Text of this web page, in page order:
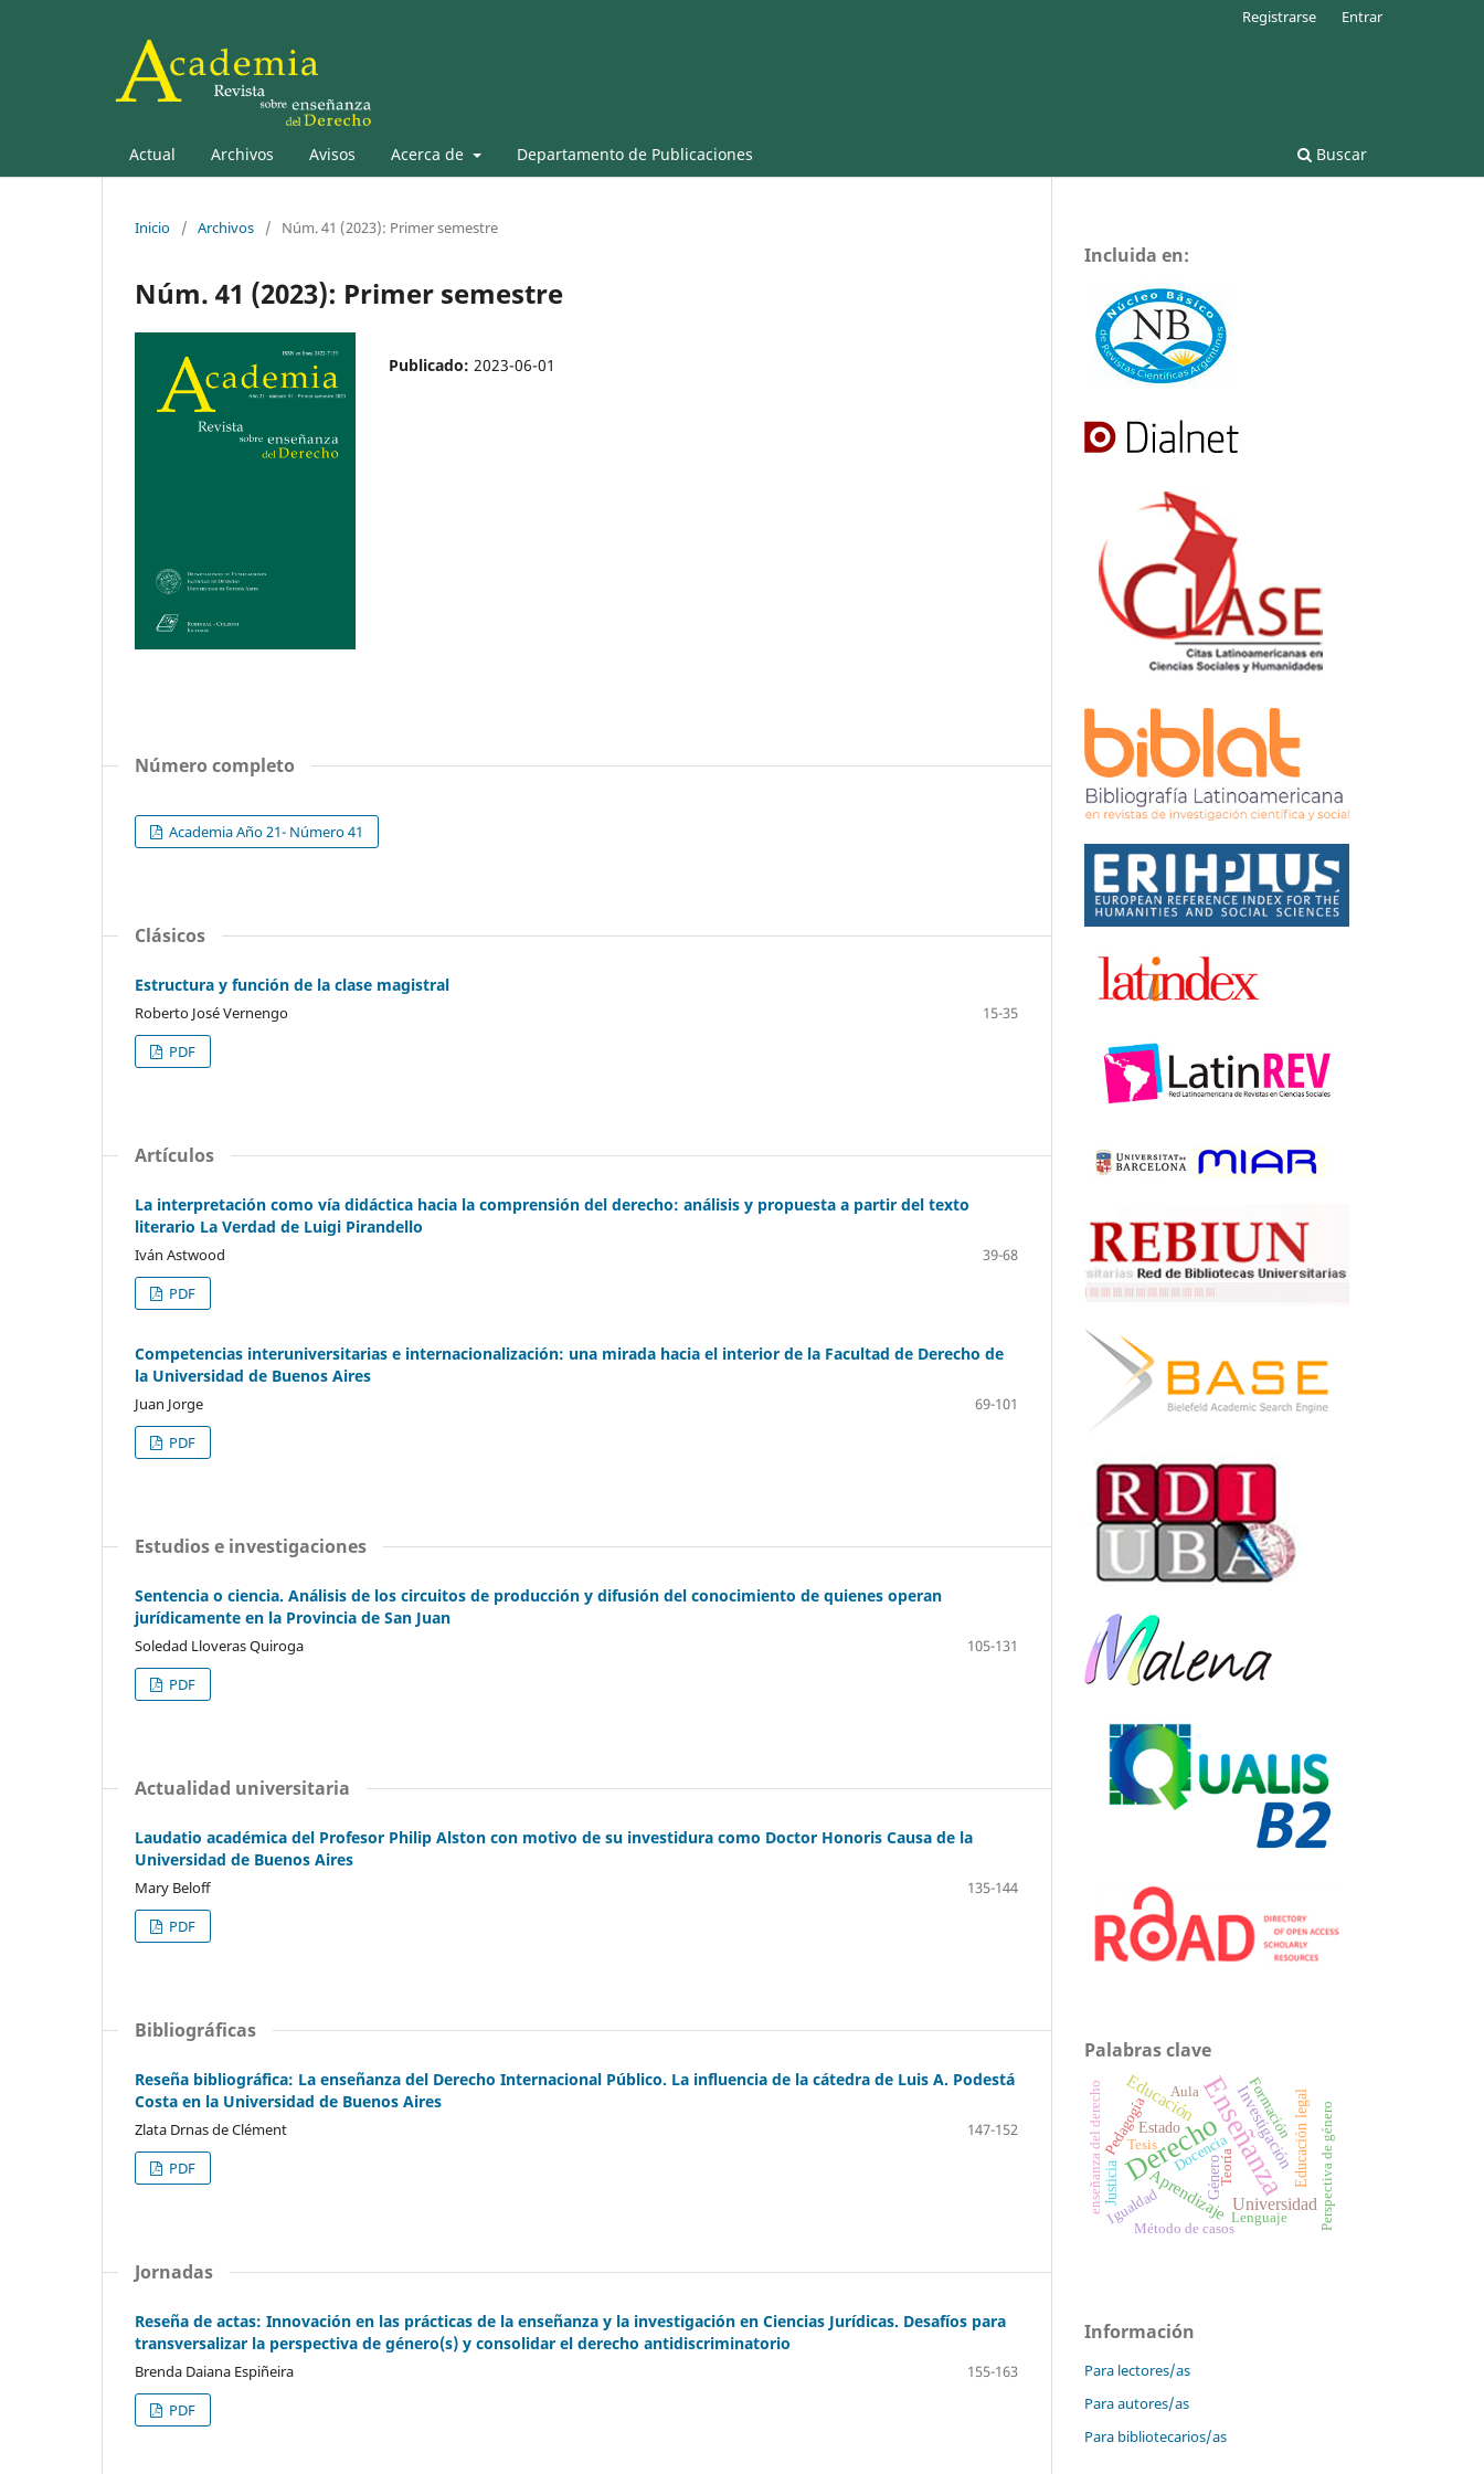
Actual Archivos Avisos Acerca de Departamento de Publicaciones Buscar
Registrarse Entrar
Inicio / Archivos / Núm. 41 (2023): Primer semestre
Núm. 41 (2023): Primer semestre
Publicado: 2023-06-01
Número completo
Academia Año 21- Número 41
Clásicos
Estructura y función de la clase magistral
Roberto José Vernengo
15-35
PDF
Artículos
La interpretación como vía didáctica hacia la comprensión del derecho: análisis y propuesta a partir del texto
literario La Verdad de Luigi Pirandello
Iván Astwood
39-68
PDF
Competencias interuniversitarias e internacionalización: una mirada hacia el interior de la Facultad de Derecho de
la Universidad de Buenos Aires
Juan Jorge
69-101
PDF
Estudios e investigaciones
Sentencia o ciencia. Análisis de los circuitos de producción y difusión del conocimiento de quienes operan
jurídicamente en la Provincia de San Juan
Soledad Lloveras Quiroga
105-131
PDF
Actualidad universitaria
Laudatio académica del Profesor Philip Alston con motivo de su investidura como Doctor Honoris Causa de la
Universidad de Buenos Aires
Mary Beloff
135-144
PDF
Bibliográficas
Reseña bibliográfica: La enseñanza del Derecho Internacional Público. La influencia de la cátedra de Luis A. Podestá
Costa en la Universidad de Buenos Aires
Zlata Drnas de Clément
147-152
PDF
Jornadas
Reseña de actas: Innovación en las prácticas de la enseñanza y la investigación en Ciencias Jurídicas. Desafíos para
transversalizar la perspectiva de género(s) y consolidar el derecho antidiscriminatorio
Brenda Daiana Espiñeira
155-163
PDF
Incluida en:
Palabras clave
Enseñanza
Derecho
Educación
Universidad
Investigación
Aprendizaje
Educación legal
Género
Formación
Estado
Docencia
Pedagogía
Justicia
Igualdad Perspectiva de género
Método de casos
Tesis
Lenguaje
enseñanza del derecho Teoría
Aula
Información
Para lectores/as
Para autores/as
Para bibliotecarios/as